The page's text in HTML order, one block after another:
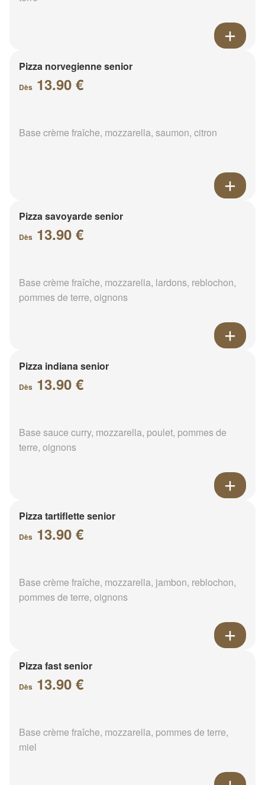
Pizza norvegienne senior
Dès 13.90 €
Base crème fraîche, mozzarella, saumon, citron
Pizza savoyarde senior
Dès 13.90 €
Base crème fraîche, mozzarella, lardons, reblochon,
pommes de terre, oignons
Pizza indiana senior
Dès 13.90 €
Base sauce curry, mozzarella, poulet, pommes de
terre, oignons
Pizza tartiflette senior
Dès 13.90 €
Base crème fraîche, mozzarella, jambon, reblochon,
pommes de terre, oignons
Pizza fast senior
Dès 13.90 €
Base crème fraîche, mozzarella, pommes de terre,
miel